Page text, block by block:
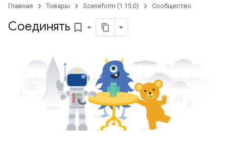
Главная Товары Sceneform (1.15.0) Сообщество
Соединять bookmark_border